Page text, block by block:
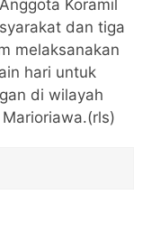
Koramil
dan tiga
melaksanakan
hari untuk
di wilayah